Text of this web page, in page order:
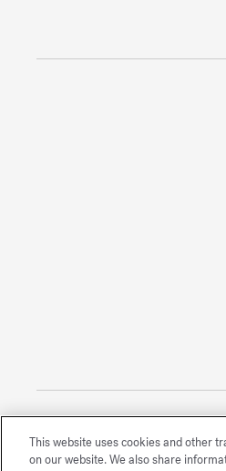
Todos los derechos reservados
This website uses cookies and other
on our website. We also share